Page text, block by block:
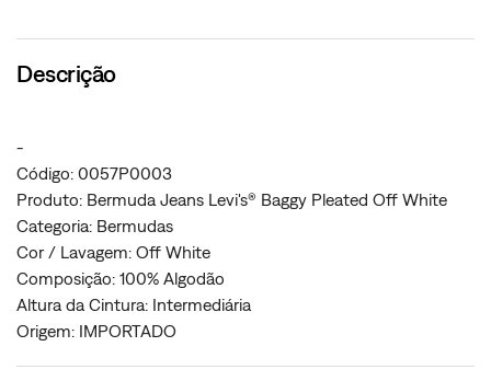
Descrição
-
Código: 0057P0003
Produto: Bermuda Jeans Levi's® Baggy Pleated Off White
Categoria: Bermudas
Cor / Lavagem: Off White
Composição: 100% Algodão
Altura da Cintura: Intermediária
Origem: IMPORTADO